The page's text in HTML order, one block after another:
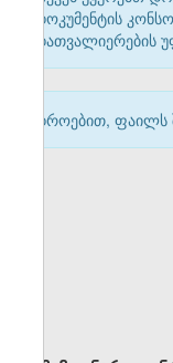
დოკუმენტის
დათვალიერების
დროებით, ფაილს